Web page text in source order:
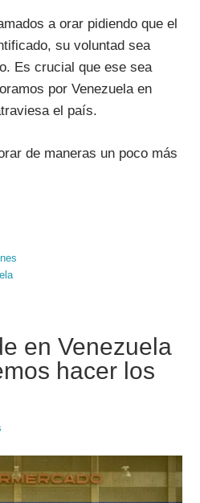
a orar pidiendo que el
su voluntad sea
Es crucial que ese sea
por Venezuela en
el país.
de maneras un poco más
en Venezuela
hacer los